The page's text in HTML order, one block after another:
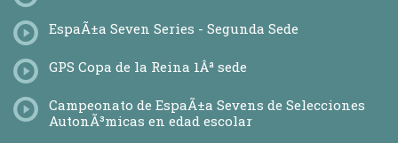
EspaÃ±a Seven Series - Segunda Sede
GPS Copa de la Reina 1Âª sede
Campeonato de EspaÃ±a Sevens de Selecciones
AutonÃ³micas en edad escolar